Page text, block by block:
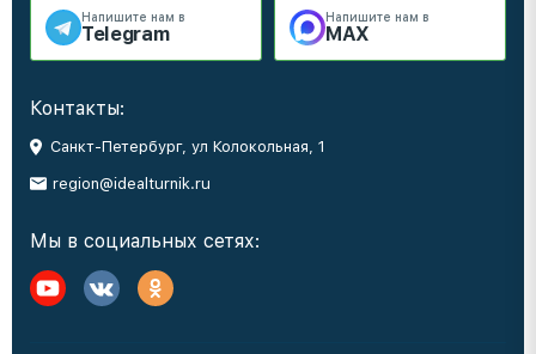
Напишите нам в
Telegram
Напишите нам в
MAX
Контакты:
Санкт-Петербург, ул Колокольная, 1
region@idealturnik.ru
Мы в социальных сетях: